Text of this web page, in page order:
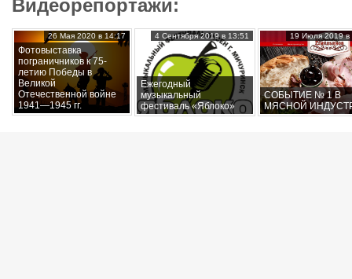
Видеорепортажи:
Фотовыставка
пограничников к 75-
летию Победы в
Великой
Отечественной войне
1941—1945 гг.
26 Мая 2020 в 14:17
Ежегодный
музыкальный
фестиваль «Яблоко»
4 Сентября 2019 в 13:51
СОБЫТИЕ № 1 В
МЯСНОЙ
19 Июля 2019 в